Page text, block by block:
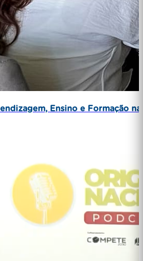
Ensino e Formação na